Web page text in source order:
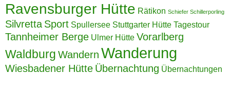
Ravensburger Hütte Rätikon Schiefer Schillerporling
Silvretta Sport Spullersee Stuttgarter Hütte Tagestour
Tannheimer Berge Ulmer Hütte Vorarlberg
Waldburg Wandern Wanderung
Wiesbadener Hütte Übernachtung Übernachtungen